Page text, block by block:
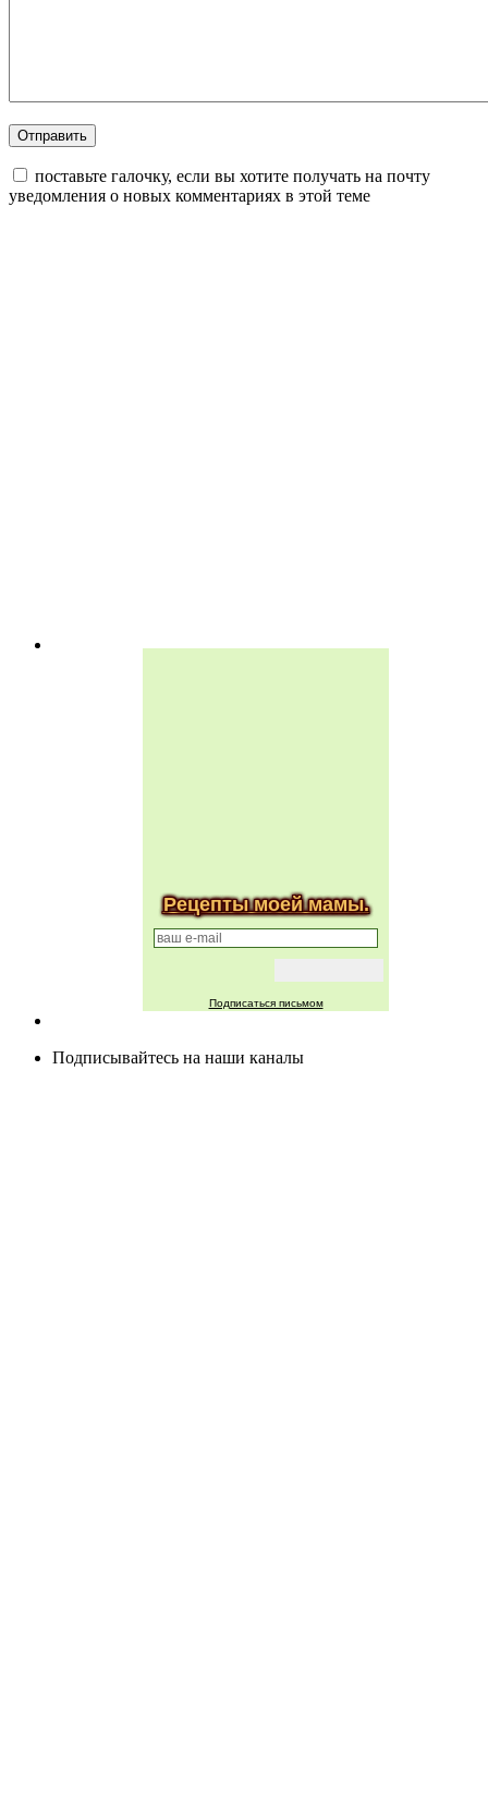
поставьте галочку, если вы хотите получать на почту
уведомления о новых комментариях в этой теме
Рецепты моей мамы.
Подписаться письмом
Подписывайтесь на наши каналы